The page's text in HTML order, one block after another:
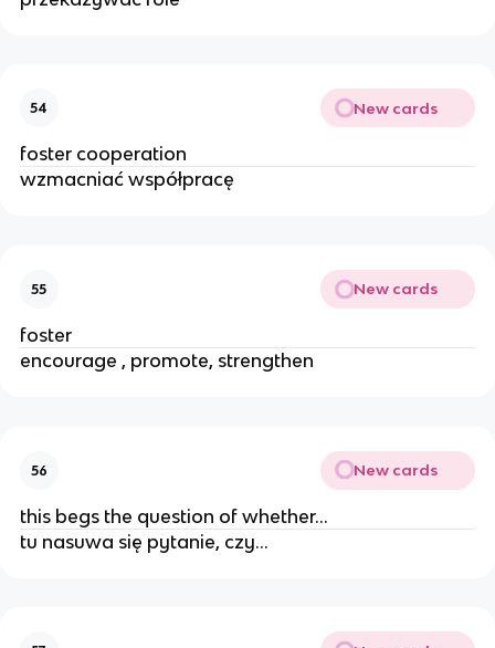
54 New cards
foster cooperation
wzmacniać współpracę
55 New cards
foster
encourage , promote, strengthen
56 New cards
this begs the question of whether…
tu nasuwa się pytanie, czy…